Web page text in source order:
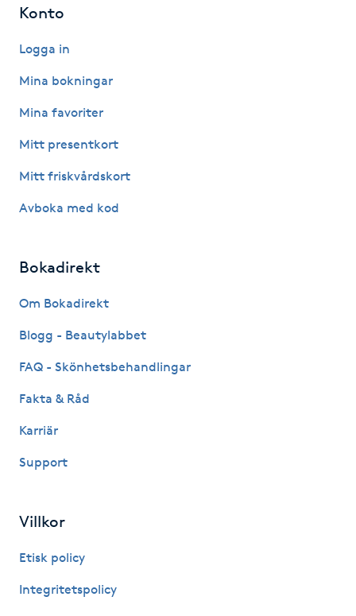
Fransar
Fransborttagning
Fransförlängning
Fransk manikyr
Frekvensterapi
Färgning
Konto
Logga in
Mina bokningar
Mina favoriter
Mitt presentkort
Mitt friskvårdskort
Avboka med kod
Bokadirekt
Om Bokadirekt
Blogg - Beautylabbet
FAQ - Skönhetsbehandlingar
Fakta & Råd
Karriär
Support
Villkor
Etisk policy
Integritetspolicy